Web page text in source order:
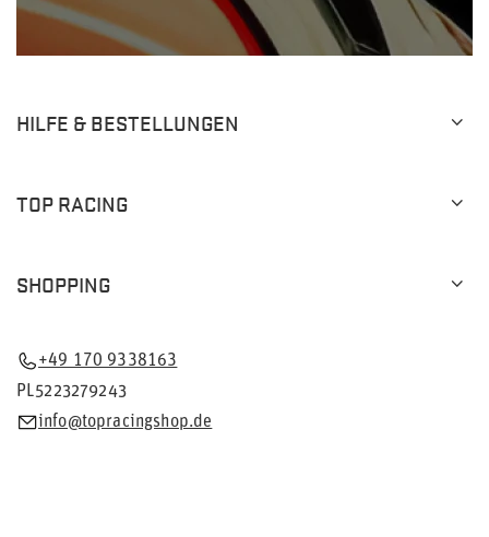
HILFE & BESTELLUNGEN
TOP RACING
SHOPPING
+49 170 9338163
PL5223279243
info@topracingshop.de